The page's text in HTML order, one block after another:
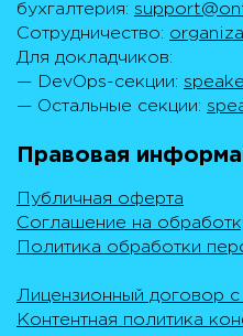
бухгалтерия:
Сотрудничество:
Для докладчиков:
— DevOps-секции:
— Остальные секции:
Правовая
Публичная оферта
Соглашение на
Политика обработки
Лицензионный договор
Контентная политика